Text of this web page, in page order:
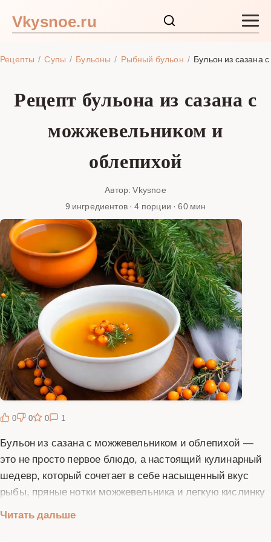
Vkysnoe.ru
Рецепты Супы Бульоны Рыбный бульон Бульон из сазана
Рецепт бульона из сазана с
можжевельником и
облепихой
Автор: Vkysnoe
9 ингредиентов · 4 порции · 60 мин
0 0 0 1
Бульон из сазана с можжевельником и облепихой —
это не просто первое блюдо, а настоящий кулинарный
шедевр, который сочетает в себе насыщенный вкус
рыбы, пряные нотки можжевельника и легкую кислинку
вкусом, но и множеством полезных свойств, благодаря
Читать дальше